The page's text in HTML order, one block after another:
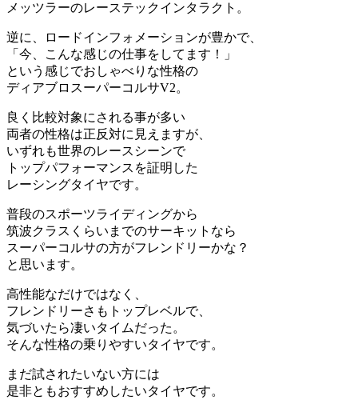
メッツラーのレーステックインタラクト。
逆に、ロードインフォメーションが豊かで、
「今、こんな感じの仕事をしてます！」
という感じでおしゃべりな性格の
ディアブロスーパーコルサV2。
良く比較対象にされる事が多い
両者の性格は正反対に見えますが、
いずれも世界のレースシーンで
トップパフォーマンスを証明した
レーシングタイヤです。
普段のスポーツライディングから
筑波クラスくらいまでのサーキットなら
スーパーコルサの方がフレンドリーかな？
と思います。
高性能なだけではなく、
フレンドリーさもトップレベルで、
気づいたら凄いタイムだった。
そんな性格の乗りやすいタイヤです。
まだ試されたいない方には
是非ともおすすめしたいタイヤです。